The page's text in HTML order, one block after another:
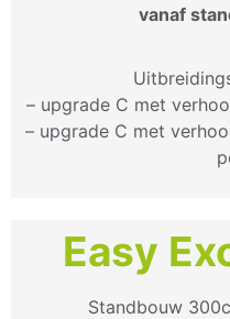
vanaf
– upgrade C met
– upgrade C met
Easy
Standbouw